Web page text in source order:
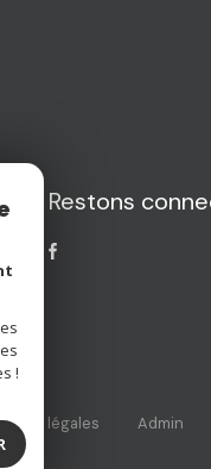
Restons
légales Admin
!